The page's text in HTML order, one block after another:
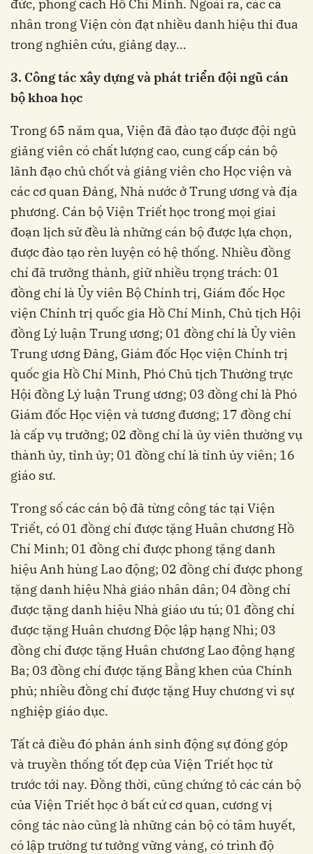
đức, phong cách Hồ Chí Minh. Ngoài ra, các cá
nhân trong Viện còn đạt nhiều danh hiệu thi đua
trong nghiên cứu, giảng dạy…
3. Công tác xây dựng và phát triển đội ngũ cán
bộ khoa học
Trong 65 năm qua, Viện đã đào tạo được đội ngũ
giảng viên có chất lượng cao, cung cấp cán bộ
lãnh đạo chủ chốt và giảng viên cho Học viện và
các cơ quan Đảng, Nhà nước ở Trung ương và địa
phương. Cán bộ Viện Triết học trong mọi giai
đoạn lịch sử đều là những cán bộ được lựa chọn,
được đào tạo rèn luyện có hệ thống. Nhiều đồng
chí đã trưởng thành, giữ nhiều trọng trách: 01
đồng chí là Ủy viên Bộ Chính trị, Giám đốc Học
viện Chính trị quốc gia Hồ Chí Minh, Chủ tịch Hội
đồng Lý luận Trung ương; 01 đồng chí là Ủy viên
Trung ương Đảng, Giám đốc Học viện Chính trị
quốc gia Hồ Chí Minh, Phó Chủ tịch Thường trực
Hội đồng Lý luận Trung ương; 03 đồng chí là Phó
Giám đốc Học viện và tương đương; 17 đồng chí
là cấp vụ trưởng; 02 đồng chí là ủy viên thường vụ
thành ủy, tỉnh ủy; 01 đồng chí là tỉnh ủy viên; 16
giáo sư.
Trong số các cán bộ đã từng công tác tại Viện
Triết, có 01 đồng chí được tặng Huân chương Hồ
Chí Minh; 01 đồng chí được phong tặng danh
hiệu Anh hùng Lao động; 02 đồng chí được phong
tặng danh hiệu Nhà giáo nhân dân; 04 đồng chí
được tặng danh hiệu Nhà giáo ưu tú; 01 đồng chí
được tặng Huân chương Độc lập hạng Nhì; 03
đồng chí được tặng Huân chương Lao động hạng
Ba; 03 đồng chí được tặng Bằng khen của Chính
phủ; nhiều đồng chí được tặng Huy chương vì sự
nghiệp giáo dục.
Tất cả điều đó phản ánh sinh động sự đóng góp
và truyền thống tốt đẹp của Viện Triết học từ
trước tới nay. Đồng thời, cũng chứng tỏ các cán bộ
của Viện Triết học ở bất cứ cơ quan, cương vị
công tác nào cũng là những cán bộ có tâm huyết,
có lập trường tư tưởng vững vàng, có trình độ